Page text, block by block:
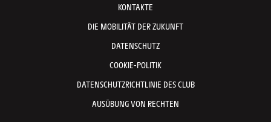
KONTAKTE
DIE MOBILITÄT DER ZUKUNFT
DATENSCHUTZ
COOKIE-POLITIK
DATENSCHUTZRICHTLINIE DES CLUB
AUSÜBUNG VON RECHTEN